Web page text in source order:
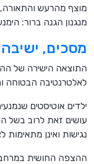
מוצף מהרעש
מנגנון הגנה ברור:
מסכים, ישיבה
התוצאה הישירה של
לאלטרנטיבה הבטוחה
ילדים אוטיסטים
עושים זאת לרוב בשל
נגישות ואינן
ההצפה החושית